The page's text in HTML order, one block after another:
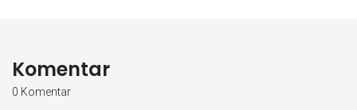
Komentar
0 Komentar